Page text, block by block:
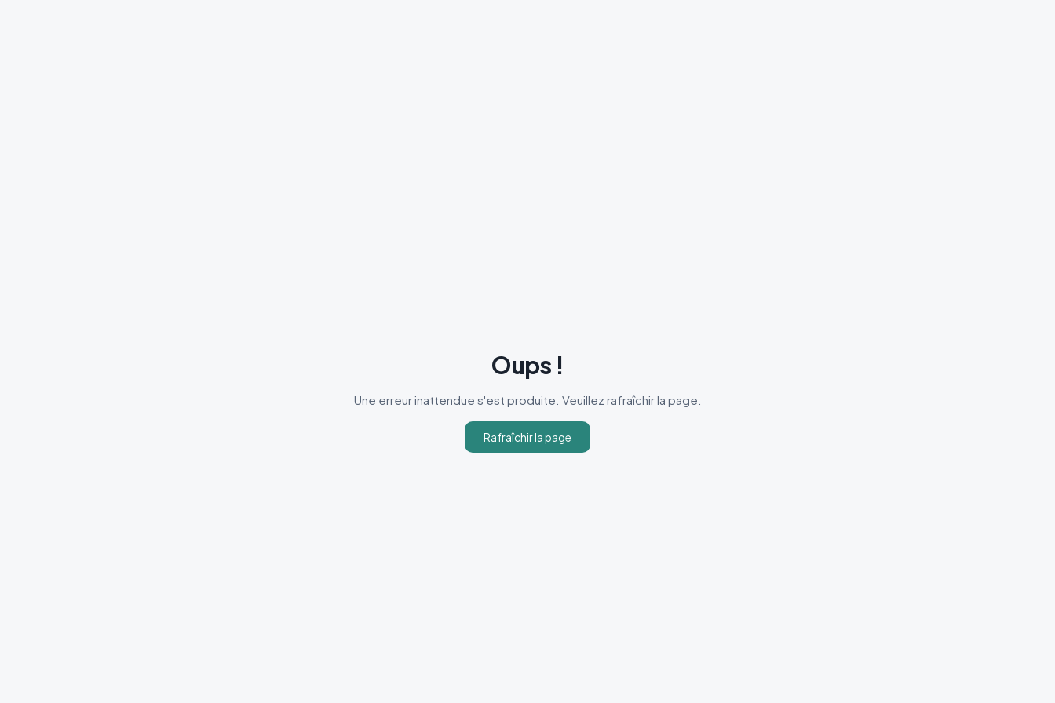
Oups !
Une erreur inattendue s'est produite. Veuillez rafraîchir la page.
Rafraîchir la page